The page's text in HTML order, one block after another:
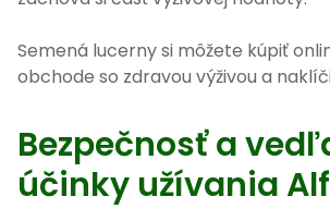
Semená lucerny si môžete kúpiť
obchode so zdravou výživou a
Bezpečnosť a
účinky užívania